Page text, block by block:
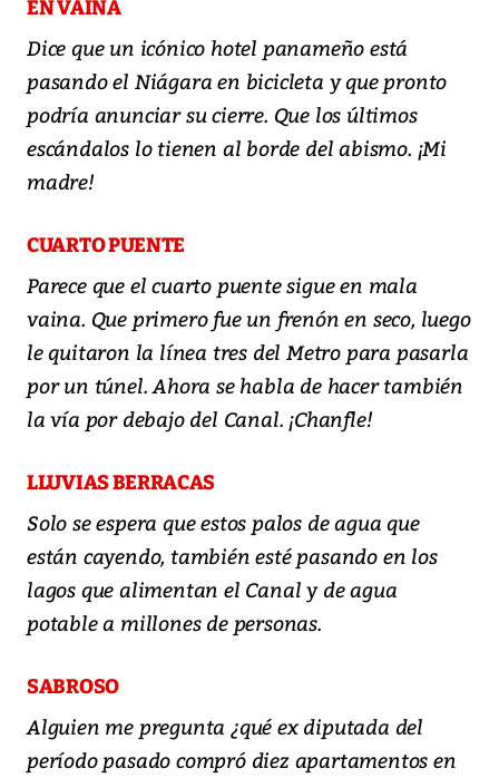
EN VAINA
Dice que un icónico hotel panameño está
pasando el Niágara en bicicleta y que pronto
podría anunciar su cierre. Que los últimos
escándalos lo tienen al borde del abismo. ¡Mi
madre!
CUARTO PUENTE
Parece que el cuarto puente sigue en mala
vaina. Que primero fue un frenón en seco, luego
le quitaron la línea tres del Metro para pasarla
por un túnel. Ahora se habla de hacer también
la vía por debajo del Canal. ¡Chanfle!
LLUVIAS BERRACAS
Solo se espera que estos palos de agua que
están cayendo, también esté pasando en los
lagos que alimentan el Canal y de agua
potable a millones de personas.
SABROSO
Alguien me pregunta ¿qué ex diputada del
período pasado compró diez apartamentos en